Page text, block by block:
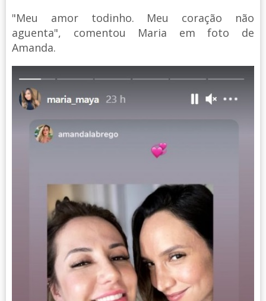
"Meu amor todinho. Meu coração não
aguenta", comentou Maria em foto de
Amanda.